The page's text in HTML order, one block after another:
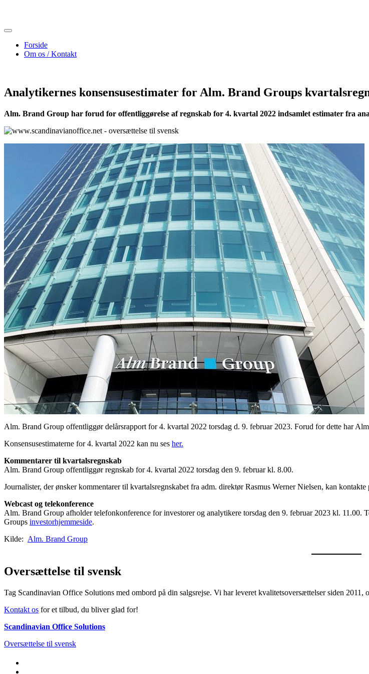
Forside
Om os / Kontakt
Analytikernes konsensusestimater for Alm. Brand Groups
Alm. Brand Group har forud for offentliggørelse af regnskab for 4. kvartal 2022 indsamlet estimater fra
Alm. Brand Group offentliggør delårsrapport for 4. kvartal 2022 torsdag d. 9. februar 2023. Forud for dette har
Konsensusestimaterne for 4. kvartal 2022 kan nu ses her.
Kommentarer til kvartalsregnskab
Alm. Brand Group offentliggør regnskab for 4. kvartal 2022 torsdag den 9. februar kl. 8.00.
Journalister, der ønsker kommentarer til kvartalsregnskabet fra adm. direktør Rasmus Werner Nielsen, kan
Webcast og telekonference
Alm. Brand Group afholder telefonkonference for investorer og analytikere torsdag den 9. februar 2023 kl.
Groups investorhjemmeside.
Kilde: Alm. Brand Group
Oversættelse til svensk
Tag Scandinavian Office Solutions med ombord på din salgsrejse. Vi har leveret kvalitetsoversættelser siden
Kontakt os for et tilbud, du bliver glad for!
Scandinavian Office Solutions
Oversættelse til svensk